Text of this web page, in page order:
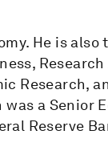
He is also
Research,
was a Senior
Reserve